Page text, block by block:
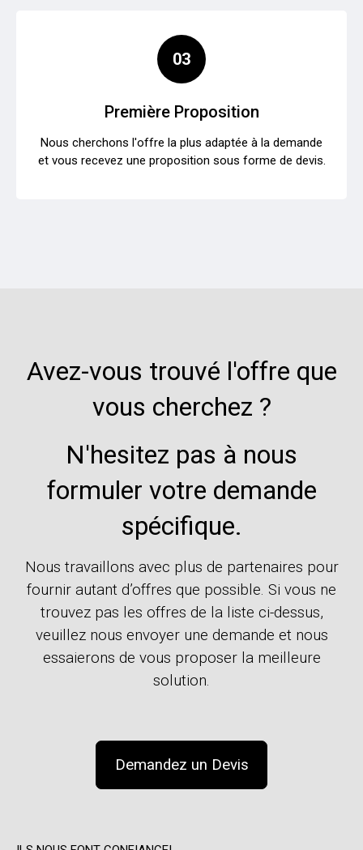
03
Première Proposition
Nous cherchons l'offre la plus adaptée à la demande
et vous recevez une proposition sous forme de devis.
Avez-vous trouvé l'offre que
vous cherchez ?
N'hesitez pas à nous
formuler votre demande
spécifique.
Nous travaillons avec plus de partenaires pour
fournir autant d’offres que possible. Si vous ne
trouvez pas les offres de la liste ci-dessus,
veuillez nous envoyer une demande et nous
essaierons de vous proposer la meilleure
solution.
Demandez un Devis